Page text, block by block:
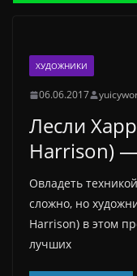
ХУДОЖНИКИ
06.06.2017
Лесли
Harrison)
Овладеть
сложно, но
Harrison) в этом
лучших